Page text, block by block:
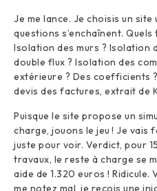
Je me lance. Je choisis un site
questions s’enchaînent.
Isolation des murs ? Isolation
double flux ? Isolation des
extérieure ? Des coefficients
devis des factures, extrait de
Puisque le site propose un
charge, jouons le jeu ! Je vais
juste pour voir. Verdict, pour
travaux, le reste à charge se
aide de 1.320 euros ! Ridicule.
me notez mal, je reçois une